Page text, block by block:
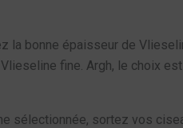
la bonne épaisseur de
fine. Argh, le choix
sélectionnée, sortez vos